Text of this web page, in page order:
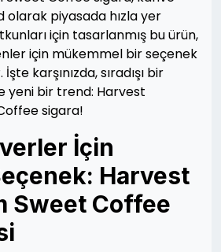
olarak piyasada hızla yer
için tasarlanmış bu ürün,
için mükemmel bir seçenek
karşınızda, sıradışı bir
yeni bir trend: Harvest
sigara!
İçin
Harvest
Sweet Coffee